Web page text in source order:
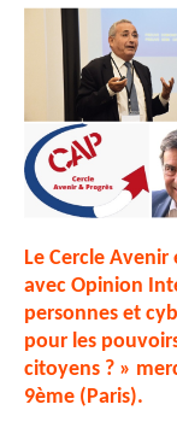
Le Cercle
avec Opinion
personnes et
pour les
citoyens ? »
9ème (Paris).